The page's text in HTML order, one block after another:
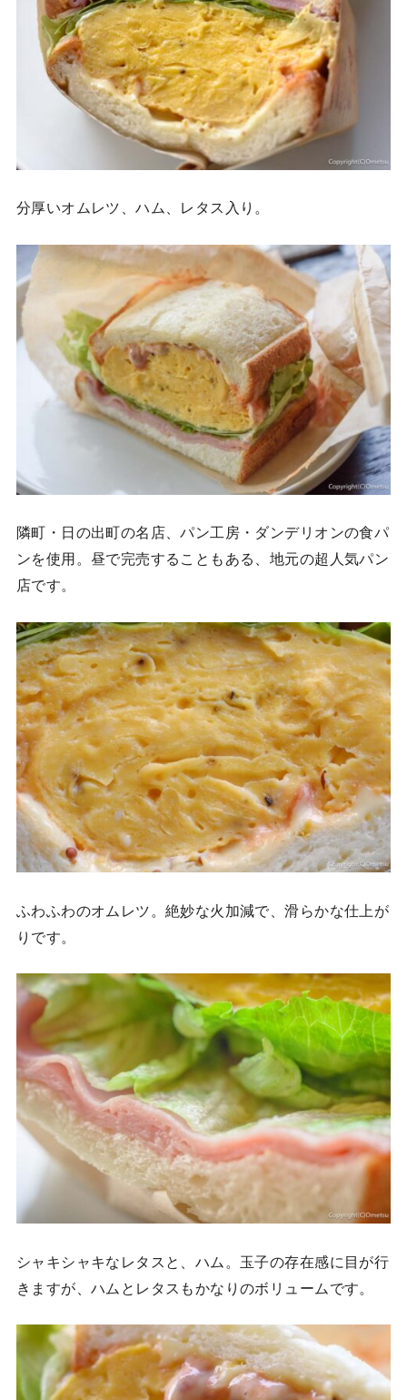
分厚いオムレツ、ハム、レタス入り。
隣町・日の出町の名店、パン工房・ダンデリオンの食パ
ンを使用。昼で完売することもある、地元の超人気パン
店です。
ふわふわのオムレツ。絶妙な火加減で、滑らかな仕上が
りです。
シャキシャキなレタスと、ハム。玉子の存在感に目が行
きますが、ハムとレタスもかなりのボリュームです。